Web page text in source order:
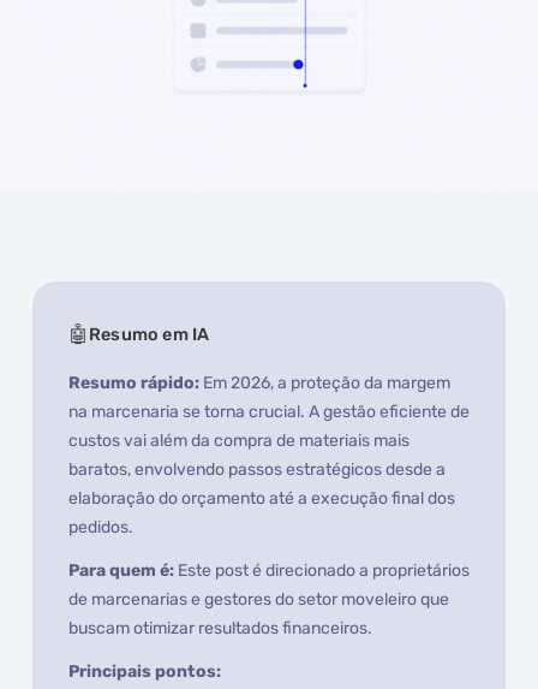
Resumo em IA
Resumo rápido:Em 2026, a proteção da margem
na marcenaria se torna crucial. A gestão eficiente de
custos vai além da compra de materiais mais
baratos, envolvendo passos estratégicos desde a
elaboração do orçamento até a execução final dos
pedidos.
Para quem é:Este post é direcionado a proprietários
de marcenarias e gestores do setor moveleiro que
buscam otimizar resultados financeiros.
Principais pontos: